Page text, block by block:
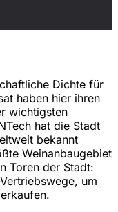
Dichte für
haben hier ihren
wichtigsten
hat die Stadt
bekannt
Weinanbaugebiet
Toren der Stadt:
um